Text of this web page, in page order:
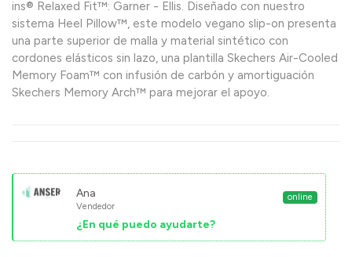
ins® Relaxed Fit™: Garner - Ellis. Diseñado con nuestro
sistema Heel Pillow™, este modelo vegano slip-on presenta
una parte superior de malla y material sintético con
cordones elásticos sin lazo, una plantilla Skechers Air-Cooled
Memory Foam™ con infusión de carbón y amortiguación
Skechers Memory Arch™ para mejorar el apoyo.
Ana
Vendedor
¿En qué puedo ayudarte?
online